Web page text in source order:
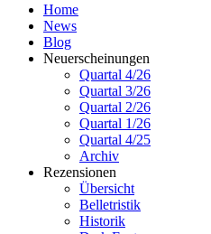
Home
News
Blog
Neuerscheinungen
Quartal 4/26
Quartal 3/26
Quartal 2/26
Quartal 1/26
Quartal 4/25
Archiv
Rezensionen
Übersicht
Belletristik
Historik